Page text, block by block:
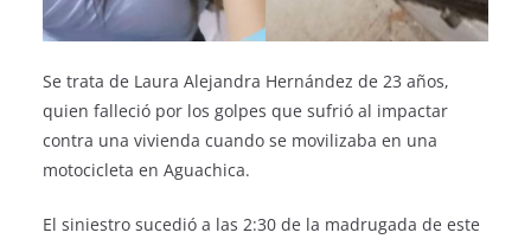
Se trata de Laura Alejandra Hernández de 23 años,
quien falleció por los golpes que sufrió al impactar
contra una vivienda cuando se movilizaba en una
motocicleta en Aguachica.
El siniestro sucedió a las 2:30 de la madrugada de este